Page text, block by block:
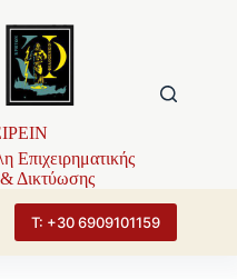
Επιχειρηματικής
Δικτύωσης
Τ: +30 6909101159